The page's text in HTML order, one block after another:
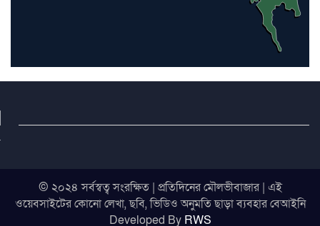
© ২০২৪ সর্বস্বত্ব সংরক্ষিত | প্রতিদিনের মৌলভীবাজার | এই
ওয়েবসাইটের কোনো লেখা, ছবি, ভিডিও অনুমতি ছাড়া ব্যবহার বেআইনি
Developed By RWS